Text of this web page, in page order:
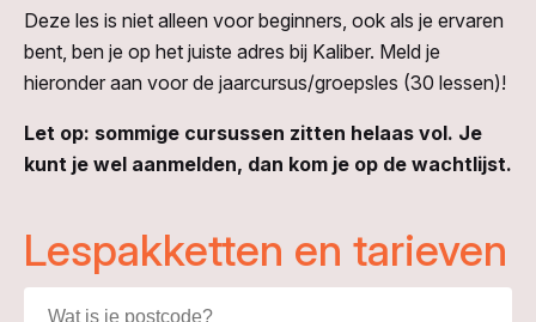
Deze les is niet alleen voor beginners, ook als je ervaren
bent, ben je op het juiste adres bij Kaliber. Meld je
hieronder aan voor de jaarcursus/groepsles (30 lessen)!
Let op: sommige cursussen zitten helaas vol. Je
kunt je wel aanmelden, dan kom je op de wachtlijst.
Lespakketten en tarieven